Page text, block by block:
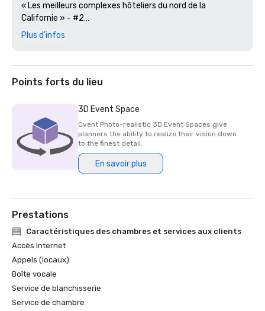
« Les meilleurs complexes hôteliers du nord de la
Californie » - #2
Unis
#1 sur les parcours de golf de la région de la Grande Baie
Magazine de voyage de luxe -2023
Les hôtels les plus romantiques du monde
Prix du restaurant Wine Spectator — 2022
Prix d'excellence Best of
Silicon Business Journal — 2021
#1 Les parcours de golf les plus difficiles de la région de la
Grande Baie
Golfweek Magazine — mai 2021
#7 Les 100 meilleurs parcours auxquels vous pouvez jouer
Plus d'infos
Points forts du lieu
3D Event Space
Cvent Photo-realistic 3D Event Spaces give
planners the ability to realize their vision down
to the finest detail.
En savoir plus
Prestations
Caractéristiques des chambres et services aux clients
Accès Internet
Appels (locaux)
Boîte vocale
Service de blanchisserie
Service de chambre